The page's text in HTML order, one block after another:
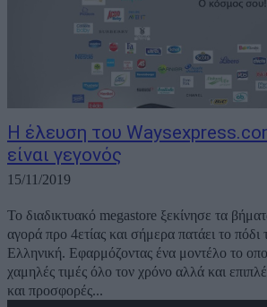
Η έλευση του
είναι γεγονός
15/11/2019
Το διαδικτυακό megastore ξεκίνησε τα
αγορά προ 4ετίας και σήμερα πατάει το πόδι
Ελληνική. Εφαρμόζοντας ένα μοντέλο το οποίο συνδυάζει σταθερά
χαμηλές τιμές όλο τον χρόνο αλλά και
και προσφορές...